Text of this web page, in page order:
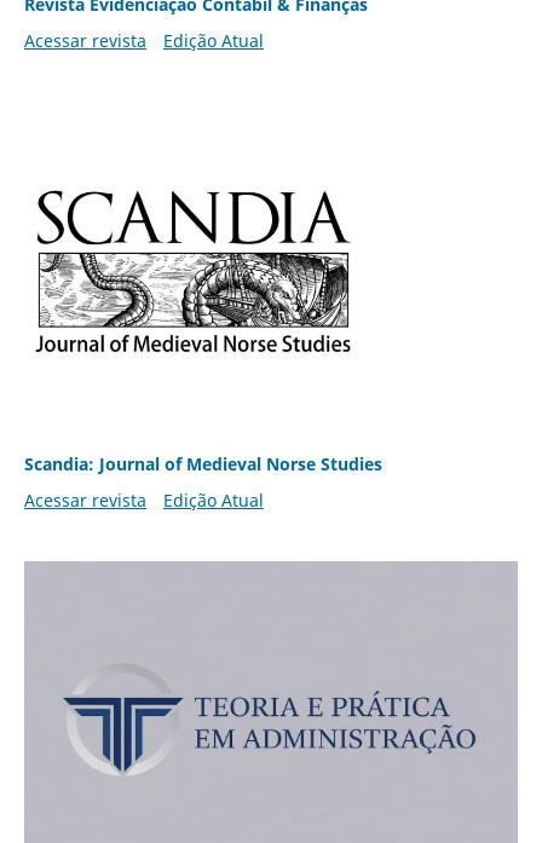
Revista Evidenciação Contábil & Finanças
Acessar revista
Edição Atual
Scandia: Journal of Medieval Norse Studies
Acessar revista
Edição Atual